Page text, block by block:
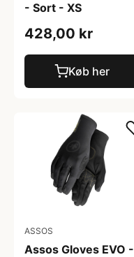
- Sort - XS
428,00 kr
Køb her
ASSOS
Assos Gloves EVO -